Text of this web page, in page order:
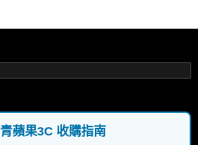
青蘋果3C 收購指南